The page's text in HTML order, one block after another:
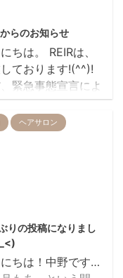
らのお知らせ
ちは。 REIRは、
ております!(^^)!
緊急事態宣言によ
業自粛要請などで
営業時間の短縮や
を、集中させない
も 早めにご予約を
ると助かります。 ス
も自身の体調管理
ヘアサロン
りの投稿になりまし
ちは！中野です…